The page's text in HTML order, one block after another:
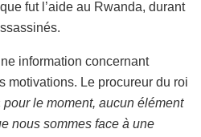
fut l’aide au Rwanda, durant
information concernant
motivations. Le procureur du roi
pour le moment, aucun élément
nous sommes face à une